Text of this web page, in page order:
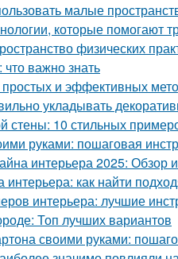
малые
которые помогают
физических
важно знать
и эффективных
укладывать
стены: 10 стильных
руками: пошаговая
интерьера 2025: Обзор
как найти
интерьера: лучшие
Топ лучших вариантов
своими руками: